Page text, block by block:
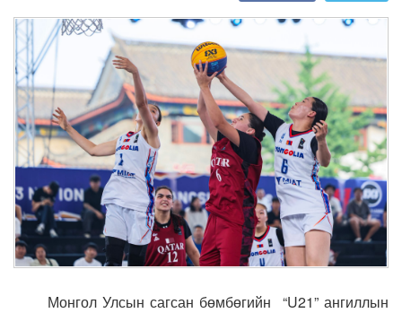
Монгол Улсын сагсан бөмбөгийн “U21” ангиллын